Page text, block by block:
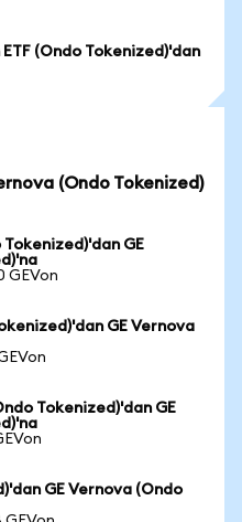
(Ondo Tokenized)'dan
(Ondo Tokenized)
GE
GEVon
GE Vernova
Tokenized)'dan GE
GE Vernova (Ondo